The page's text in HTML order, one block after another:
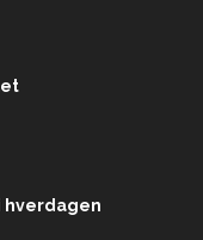
hverdagen